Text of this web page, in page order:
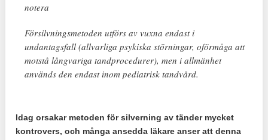
notera
Försilvningsmetoden utförs av vuxna endast i
undantagsfall (allvarliga psykiska störningar, oförmåga att
motstå långvariga tandprocedurer), men i allmänhet
används den endast inom pediatrisk tandvård.
Idag orsakar metoden för silverning av tänder mycket
kontrovers, och många ansedda läkare anser att denna